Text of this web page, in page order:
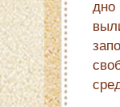
дно